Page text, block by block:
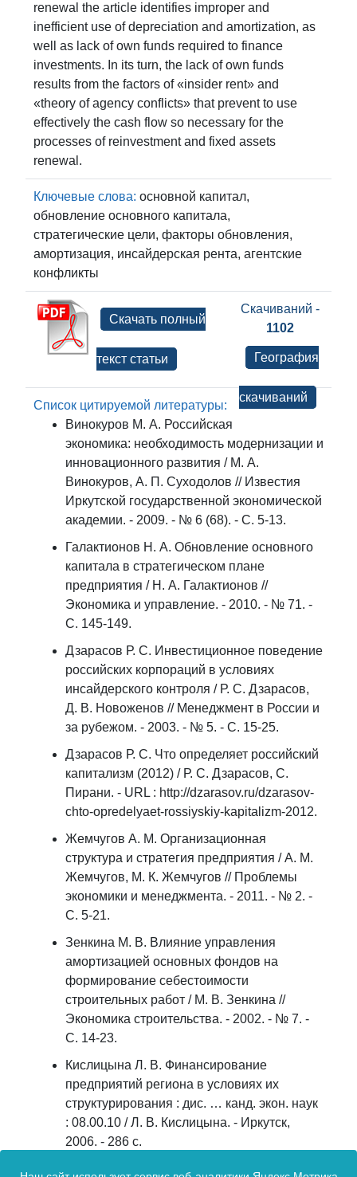
renewal the article identifies improper and
inefficient use of depreciation and amortization, as
well as lack of own funds required to finance
investments. In its turn, the lack of own funds
results from the factors of «insider rent» and
«theory of agency conflicts» that prevent to use
effectively the cash flow so necessary for the
processes of reinvestment and fixed assets
renewal.
Ключевые слова: основной капитал,
обновление основного капитала,
стратегические цели, факторы обновления,
амортизация, инсайдерская рента, агентские
конфликты
Скачиваний -
1102
География
скачиваний
Скачать полный
текст статьи
Список цитируемой литературы:
Винокуров М. А. Российская
экономика: необходимость модернизации и
инновационного развития / М. А.
Винокуров, А. П. Суходолов // Известия
Иркутской государственной экономической
академии. - 2009. - № 6 (68). - С. 5-13.
Галактионов Н. А. Обновление основного
капитала в стратегическом плане
предприятия / Н. А. Галактионов //
Экономика и управление. - 2010. - № 71. -
С. 145-149.
Дзарасов Р. С. Инвестиционное поведение
российских корпораций в условиях
инсайдерского контроля / Р. С. Дзарасов,
Д. В. Новоженов // Менеджмент в России и
за рубежом. - 2003. - № 5. - С. 15-25.
Дзарасов Р. С. Что определяет российский
капитализм (2012) / Р. С. Дзарасов, С.
Пирани. - URL : http://dzarasov.ru/dzarasov-
chto-opredelyaet-rossiyskiy-kapitalizm-2012.
Жемчугов А. М. Организационная
структура и стратегия предприятия / А. М.
Жемчугов, М. К. Жемчугов // Проблемы
экономики и менеджмента. - 2011. - № 2. -
С. 5-21.
Зенкина М. В. Влияние управления
амортизацией основных фондов на
формирование себестоимости
строительных работ / М. В. Зенкина //
Экономика строительства. - 2002. - № 7. -
С. 14-23.
Кислицына Л. В. Финансирование
предприятий региона в условиях их
структурирования : дис. … канд. экон. наук
: 08.00.10 / Л. В. Кислицына. - Иркутск,
2006. - 286 с.